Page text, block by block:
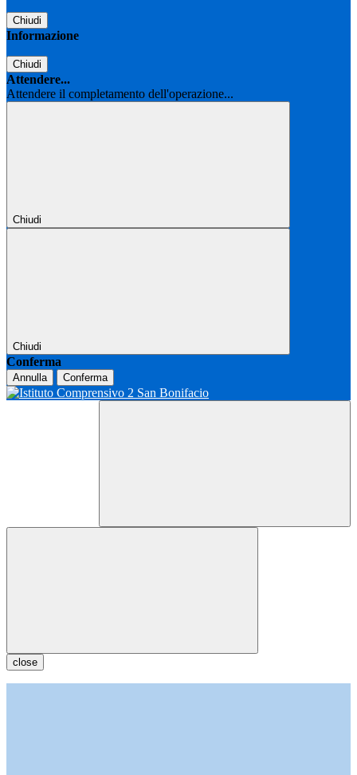
Chiudi
Informazione
Chiudi
Attendere...
Attendere il completamento dell'operazione...
Chiudi
Chiudi
Conferma
Annulla Conferma
close